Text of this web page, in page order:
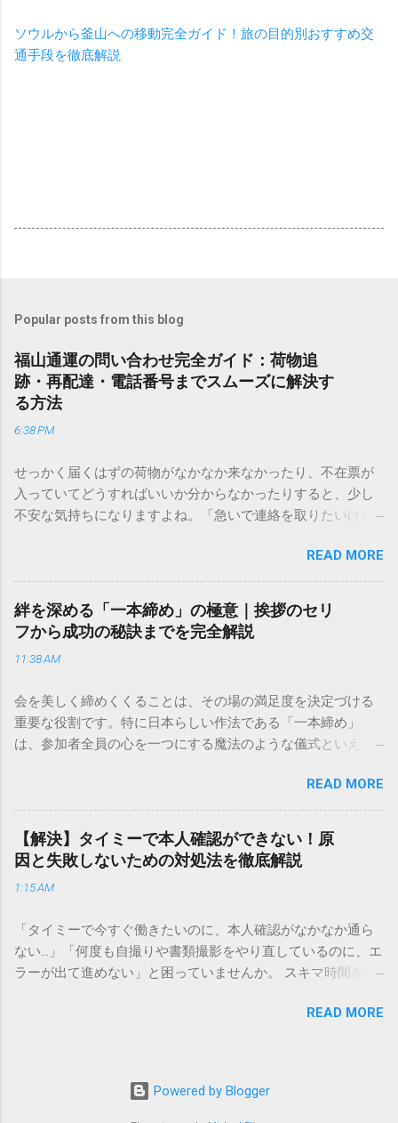
ソウルから釜山への移動完全ガイド！旅の目的別おすすめ交
通手段を徹底解説
Popular posts from this blog
福山通運の問い合わせ完全ガイド：荷物追
跡・再配達・電話番号までスムーズに解決す
る方法
6:38 PM
せっかく届くはずの荷物がなかなか来なかったり、不在票が
入っていてどうすればいいか分からなかったりすると、少し
不安な気持ちになりますよね。「急いで連絡を取りたいけれ
きできる？」といった疑問を抱える方も多いはずです。 福山
通運は企業間物流のイメージが強いかもしれませんが、個人
向けの宅配サービスも非常に充実しています。大切なのは、
目的に合わせた適切な連絡先を選ぶことです。この記事で
は、荷物の追跡確認から営業所への電話連絡、再配達の依頼
手順まで、初めての方でも迷わずに解決できる方法を詳しく
本全国に広範なネットワークを持つ大手運送会社です。特に
重量物や大型の荷物、そして企業間の輸送において圧倒的な
実績を誇ります。 個人で利用する場合、他の宅配業者と少し
いう特徴があります。地域に密着した各拠点が配送をコント
ロールしているため、現場の状況に合わせた柔軟な相談がし
やすいのがメリットです。まずは、今抱えている悩みがどの
サービスで解決できるかを確認していきましょう。 1. 荷物の
るのが最も効率的です。現在の荷物がいったいどこにあるの
か、いつ届く予定なのかは、お手元の番号一つで判明しま
す。 伝票番号（お問い合わせ番号）を準備する : 送り状（伝
票）の控えに記載されている、数字の並びを確認してくださ
い。これが荷物の識別番号になります。 確認できる内容 : 集
め、電話がつながるのを待つ必要がありません。 スマートフ
READ MORE
絆を深める「一本締め」の極意｜挨拶のセリ
フから成功の秘訣までを完全解説
11:38 AM
会を美しく締めくくることは、その場の満足度を決定づける
重要な役割です。特に日本らしい作法である「一本締め」
は、参加者全員の心を一つにする魔法のような儀式といえる
「手拍子のリズムに自信がない」と不安を感じる方も多いは
ずです。この記事では、ビジネスからカジュアルな集まりま
で、どのような場面でも堂々と立ち振る舞えるための「一本
締め」の作法を、基礎知識から具体的なセリフ例まで丁寧に
解説します。 一本締めとは？その本質と効果 一本締めは、単
に手を叩いて終わらせる作業ではありません。その時間、そ
て刻み込む伝統的な儀礼です。 一本締めがもたらすポジティ
ブな効果 一体感の創出 参加者全員が一斉に同じリズムを刻む
ことで、集団としての連帯感が生まれます。 心地よい終幕
韻を大切にしながら、すっきりと解散することができます。
「一本締め」と「一丁締め」の違い 一般的に「パン！パン！
READ MORE
【解決】タイミーで本人確認ができない！原
因と失敗しないための対処法を徹底解説
1:15 AM
「タイミーで今すぐ働きたいのに、本人確認がなかなか通ら
ない…」「何度も自撮りや書類撮影をやり直しているのに、エ
ラーが出て進めない」と困っていませんか。 スキマ時間を有
賢い働き方に欠かせないツールです。しかし、その最初の壁
という、もったいない状況になってしまいます。 実は、タイ
ミーの本人確認で失敗する原因の多くは、非常にシンプル
READ MORE
Powered by Blogger